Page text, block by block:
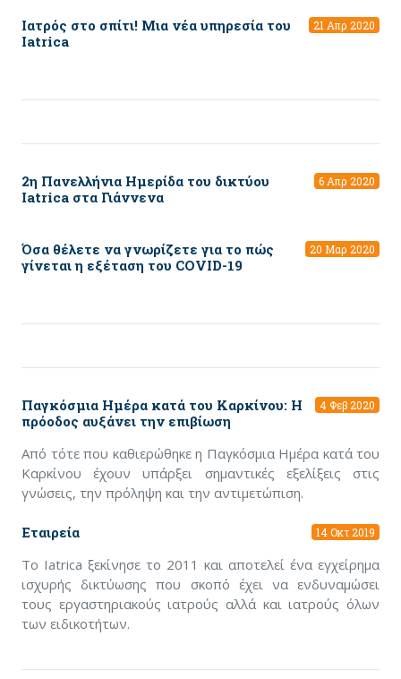
Ιατρός στο σπίτι! Μια νέα υπηρεσία του
Iatrica
21 Απρ 2020
2η Πανελλήνια Ημερίδα του δικτύου
Ιatrica στα Γιάννενα
6 Απρ 2020
Όσα θέλετε να γνωρίζετε για το πώς
γίνεται η εξέταση του COVID-19
20 Μαρ 2020
Παγκόσμια Ημέρα κατά του Καρκίνου: Η
πρόοδος αυξάνει την επιβίωση
4 Φεβ 2020
Από τότε που καθιερώθηκε η Παγκόσμια Ημέρα κατά του
Καρκίνου έχουν υπάρξει σημαντικές εξελίξεις στις
γνώσεις, την πρόληψη και την αντιμετώπιση.
Εταιρεία 14 Οκτ 2019
Το Iatrica ξεκίνησε το 2011 και αποτελεί ένα εγχείρημα
ισχυρής δικτύωσης που σκοπό έχει να ενδυναμώσει
τους εργαστηριακούς ιατρούς αλλά και ιατρούς όλων
των ειδικοτήτων.